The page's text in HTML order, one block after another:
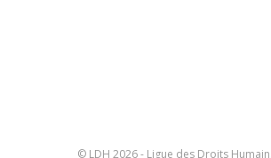
© LDH 2026 - Ligue des Droits